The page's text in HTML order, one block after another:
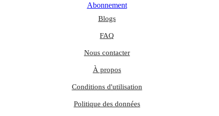
Abonnement
Blogs
FAQ
Nous contacter
À propos
Conditions d'utilisation
Politique des données